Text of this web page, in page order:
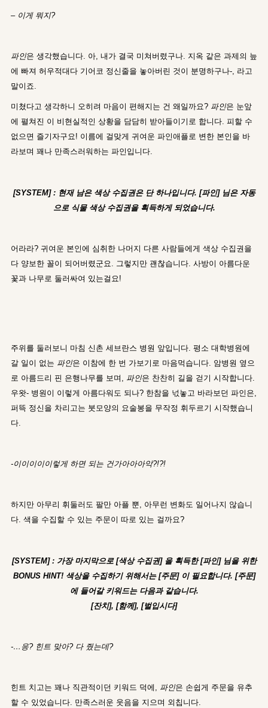
– 이게 뭐지?
파인은 생각했습니다. 아, 내가 결국 미쳐버렸구나. 지옥 같은 과제의 늪
에 빠져 허우적대다 기어코 정신줄을 놓아버린 것이 분명하구나-, 라고
말이죠.
미쳤다고 생각하니 오히려 마음이 편해지는 건 왜일까요? 파인은 눈앞
에 펼쳐진 이 비현실적인 상황을 담담히 받아들이기로 합니다. 피할 수
없으면 즐기자구요! 이름에 걸맞게 귀여운 파인애플로 변한 본인을 바
라보며 꽤나 만족스러워하는 파인입니다.
[SYSTEM] : 현재 남은 색상 수집권은 단 하나입니다. [파인] 님은 자동
으로 식물 색상 수집권을 획득하게 되었습니다.
어라라? 귀여운 본인에 심취한 나머지 다른 사람들에게 색상 수집권을
다 양보한 꼴이 되어버렸군요. 그렇지만 괜찮습니다. 사방이 아름다운
꽃과 나무로 둘러싸여 있는걸요!
주위를 둘러보니 마침 신촌 세브란스 병원 앞입니다. 평소 대학병원에
갈 일이 없는 파인은 이참에 한 번 가보기로 마음먹습니다. 암병원 옆으
로 아름드리 핀 은행나무를 보며, 파인은 찬찬히 길을 걷기 시작합니다.
우왓- 병원이 이렇게 아름다워도 되나? 한참을 넋놓고 바라보던 파인은,
퍼뜩 정신을 차리고는 붓모양의 요술봉을 무작정 휘두르기 시작했습니
다.
-이이이이이렇게 하면 되는 건가아아아악?!?!
하지만 아무리 휘둘러도 팔만 아플 뿐, 아무런 변화도 일어나지 않습니
다. 색을 수집할 수 있는 주문이 따로 있는 걸까요?
[SYSTEM] : 가장 마지막으로 [색상 수집권] 을 획득한 [파인] 님을 위한
BONUS HINT! 색상을 수집하기 위해서는 [주문] 이 필요합니다. [주문]
에 들어갈 키워드는 다음과 같습니다.
[잔치], [함께], [벌입시다]
-…응? 힌트 맞아? 다 줬는데?
힌트 치고는 꽤나 직관적이던 키워드 덕에, 파인은 손쉽게 주문을 유추
할 수 있었습니다. 만족스러운 웃음을 지으며 외칩니다.